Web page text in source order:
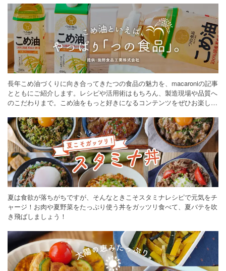
長年こめ油づくりに向き合ってきたつの食品の魅力を、macaroniの記事
とともにご紹介します。レシピや活用術はもちろん、製造現場や品質へ
のこだわりまで。こめ油をもっと好きになるコンテンツをぜひお楽しみ
夏は食欲が落ちがちですが、そんなときこそスタミナレシピで元気をチ
ャージ！お肉や夏野菜をたっぷり使う丼をガッツリ食べて、夏バテを吹
き飛ばしましょう！